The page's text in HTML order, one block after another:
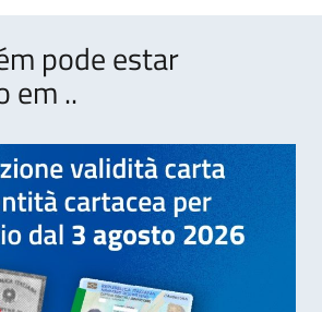
pode estar
em ..